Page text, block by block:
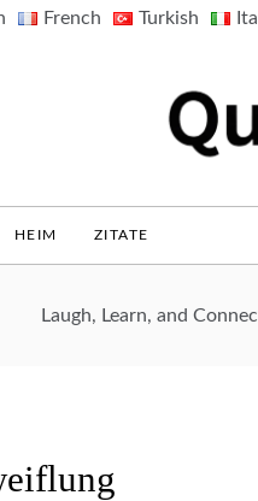
French Turkish
HEIM ZITATE
Laugh, Learn, and